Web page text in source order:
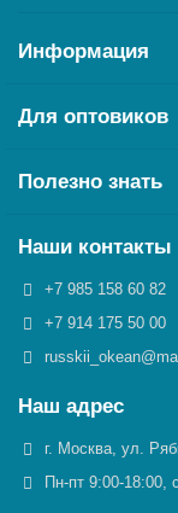
Информация
Для оптовиков
Полезно знать
Наши контакты
+7 985 158 60 82
+7 914 175 50 00
Наш адрес
г. Москва, ул.
Пн-пт 9:00-18:00,